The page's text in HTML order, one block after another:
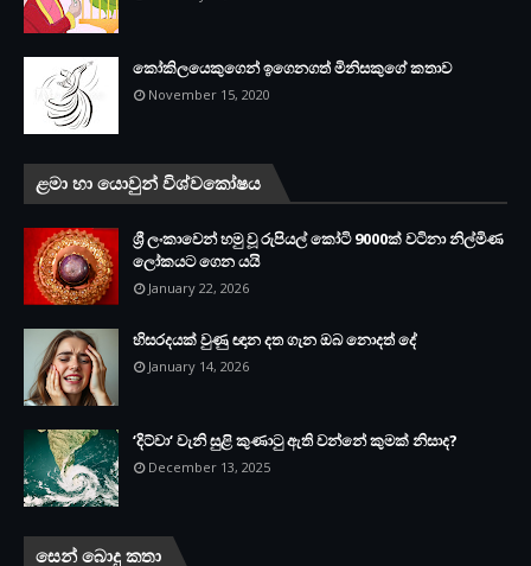
කෝකිලයෙකුගෙන් ඉගෙනගත් මිනිසකුගේ කතාව
November 15, 2020
ළමා හා යොවුන් විශ්වකෝෂය
ශ්‍රී ලංකාවෙන් හමු වූ රුපියල් කෝටි 9000ක් වටිනා නිල්මිණ
ලෝකයට ගෙන යයි
January 22, 2026
හිසරදයක් වුණු ඥාන දත ගැන ඔබ නොදත් දේ
January 14, 2026
‘දිට්වා‘ වැනි සුළි කුණාටු ඇති වන්නේ කුමක් නිසාද?
December 13, 2025
සෙන් බොදු කතා